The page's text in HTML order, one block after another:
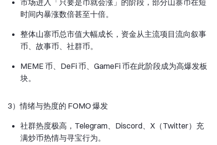
市场进入「只要是币就会涨」的阶段，部分山寨币在短
时间内暴涨数倍甚至十倍。
整体山寨币总市值大幅成长，资金从主流项目流向叙事
币、故事币、社群币。
MEME 币、DeFi 币、GameFi 币在此阶段成为高爆发板
块。
3）情绪与热度的 FOMO 爆发
社群热度极高，Telegram、Discord、X（Twitter）充
满炒币热情与寻宝行为。